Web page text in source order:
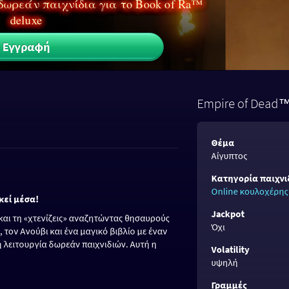
παιχνίδια για το Book of Ra™
deluxe
Εγγραφή
μέσα!
τη «χτενίζεις» αναζητώντας θησαυρούς
Ανούβι και ένα μαγικό βιβλίο με έναν
δωρεάν παιχνιδιών. Αυτή η
Empire of
Θέμα
Αίγυπτος
Κατηγορία
Online κουλοχέρης
Jackpot
Όχι
Volatility
υψηλή
Γραμμές